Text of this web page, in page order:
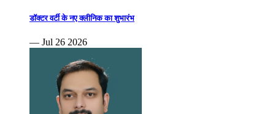
डॉक्टर वर्टी के नए क्लीनिक का शुभारंभ
— Jul 26 2026